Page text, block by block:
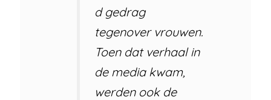
d gedrag
tegenover vrouwen.
Toen dat verhaal in
de media kwam,
werden ook de